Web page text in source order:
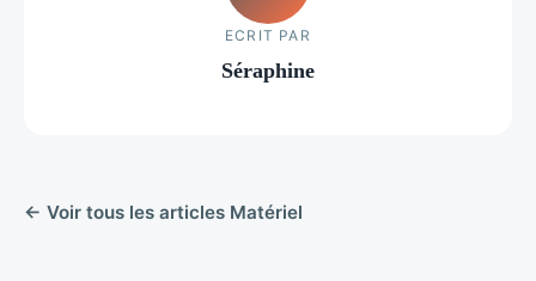
ECRIT PAR
Séraphine
← Voir tous les articles Matériel